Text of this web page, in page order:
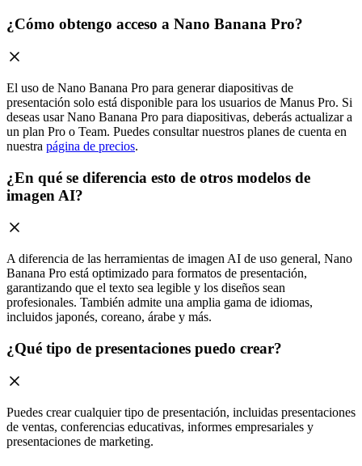
¿Cómo obtengo acceso a Nano Banana Pro?
El uso de Nano Banana Pro para generar diapositivas de
presentación solo está disponible para los usuarios de Manus Pro. Si
deseas usar Nano Banana Pro para diapositivas, deberás actualizar a
un plan Pro o Team. Puedes consultar nuestros planes de cuenta en
nuestra página de precios.
¿En qué se diferencia esto de otros modelos de
imagen AI?
A diferencia de las herramientas de imagen AI de uso general, Nano
Banana Pro está optimizado para formatos de presentación,
garantizando que el texto sea legible y los diseños sean
profesionales. También admite una amplia gama de idiomas,
incluidos japonés, coreano, árabe y más.
¿Qué tipo de presentaciones puedo crear?
Puedes crear cualquier tipo de presentación, incluidas presentaciones
de ventas, conferencias educativas, informes empresariales y
presentaciones de marketing.